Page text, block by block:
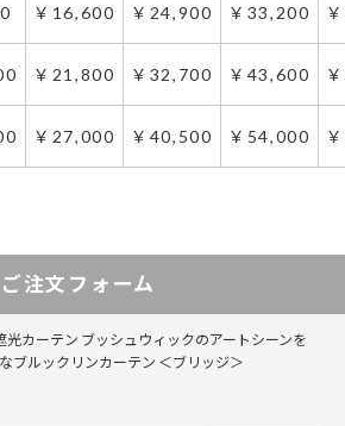
￥16,600 ￥24,900 ￥33,200
￥21,800 ￥32,700 ￥43,600
￥27,000 ￥40,500 ￥54,000
￥32,700 ￥49,050 ￥65,400
￥21,800 ￥32,700 ￥43,600
ご注文フォーム
光カーテン ブッシュウィックのアートシーンを
ブルックリンカーテン ＜ブリッジ＞